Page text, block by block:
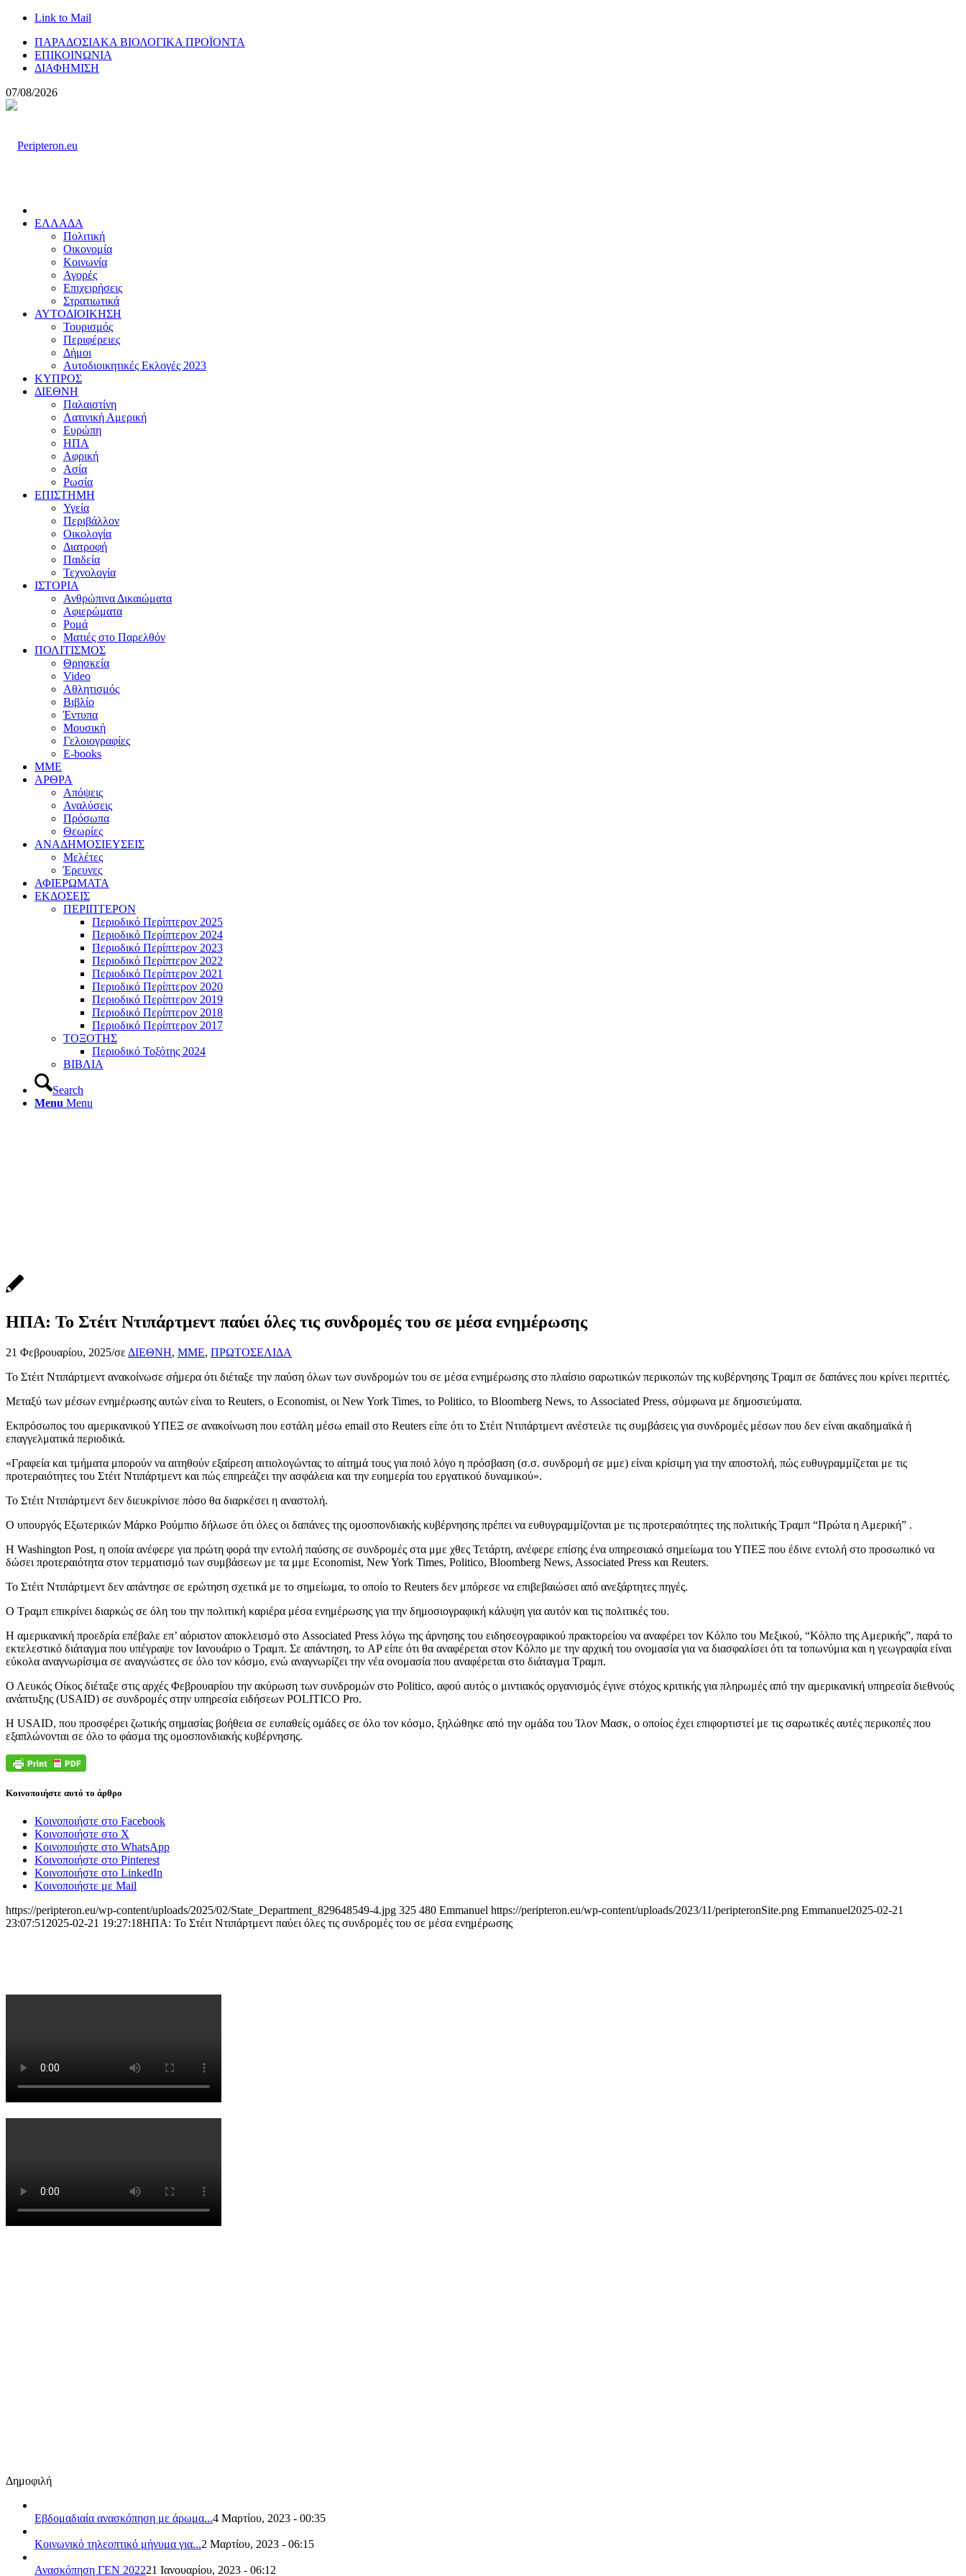
Link to Mail
ΠΑΡΑΔΟΣΙΑΚΑ ΒΙΟΛΟΓΙΚΑ ΠΡΟΪΟΝΤΑ
ΕΠΙΚΟΙΝΩΝΙΑ
ΔΙΑΦΗΜΙΣΗ
07/08/2026
ΕΛΛΑΔΑ
Πολιτική
Οικονομία
Κοινωνία
Αγορές
Επιχειρήσεις
Στρατιωτικά
ΑΥΤΟΔΙΟΙΚΗΣΗ
Τουρισμός
Περιφέρειες
Δήμοι
Αυτοδιοικητικές Εκλογές 2023
ΚΥΠΡΟΣ
ΔΙΕΘΝΗ
Παλαιστίνη
Λατινική Αμερική
Ευρώπη
ΗΠΑ
Αφρική
Ασία
Ρωσία
ΕΠΙΣΤΗΜΗ
Υγεία
Περιβάλλον
Οικολογία
Διατροφή
Παιδεία
Τεχνολογία
ΙΣΤΟΡΙΑ
Ανθρώπινα Δικαιώματα
Αφιερώματα
Ρομά
Ματιές στο Παρελθόν
ΠΟΛΙΤΙΣΜΟΣ
Θρησκεία
Video
Αθλητισμός
Βιβλίο
Έντυπα
Μουσική
Γελοιογραφίες
E-books
MME
ΑΡΘΡΑ
Απόψεις
Αναλύσεις
Πρόσωπα
Θεωρίες
ΑΝΑΔΗΜΟΣΙΕΥΣΕΙΣ
Μελέτες
Έρευνες
ΑΦΙΕΡΩΜΑΤΑ
ΕΚΔΟΣΕΙΣ
ΠΕΡΙΠΤΕΡΟΝ
Περιοδικό Περίπτερον 2025
Περιοδικό Περίπτερον 2024
Περιοδικό Περίπτερον 2023
Περιοδικό Περίπτερον 2022
Περιοδικό Περίπτερον 2021
Περιοδικό Περίπτερον 2020
Περιοδικό Περίπτερον 2019
Περιοδικό Περίπτερον 2018
Περιοδικό Περίπτερον 2017
ΤΟΞΟΤΗΣ
Περιοδικό Τοξότης 2024
ΒΙΒΛΙΑ
Search
Menu Menu
ΗΠΑ: Το Στέιτ Ντιπάρτμεντ παύει όλες τις συνδρομές του σε μέσα ενημέρωσης
21 Φεβρουαρίου, 2025/σε ΔΙΕΘΝΗ, ΜΜΕ, ΠΡΩΤΟΣΕΛΙΔΑ
Το Στέιτ Ντιπάρτμεντ ανακοίνωσε σήμερα ότι διέταξε την παύση όλων των συνδρομών του σε μέσα ενημέρωσης στο πλαίσιο σαρωτικών περικοπών της κυβέρνησης Τραμπ σε δαπάνες που κρίνει περιττές.
Μεταξύ των μέσων ενημέρωσης αυτών είναι το Reuters, ο Economist, οι New York Times, το Politico, το Bloomberg News, το Associated Press, σύμφωνα με δημοσιεύματα.
Εκπρόσωπος του αμερικανικού ΥΠΕΞ σε ανακοίνωση που εστάλη μέσω email στο Reuters είπε ότι το Στέιτ Ντιπάρτμεντ ανέστειλε τις συμβάσεις για συνδρομές μέσων που δεν είναι ακαδημαϊκά ή
επαγγελματικά περιοδικά.
«Γραφεία και τμήματα μπορούν να αιτηθούν εξαίρεση αιτιολογώντας το αίτημά τους για ποιό λόγο η πρόσβαση (σ.σ. συνδρομή σε μμε) είναι κρίσιμη για την αποστολή, πώς ευθυγραμμίζεται με τις
προτεραιότητες του Στέιτ Ντιπάρτμεντ και πώς επηρεάζει την ασφάλεια και την ευημερία του εργατικού δυναμικού».
Το Στέιτ Ντιπάρτμεντ δεν διευκρίνισε πόσο θα διαρκέσει η αναστολή.
Ο υπουργός Εξωτερικών Μάρκο Ρούμπιο δήλωσε ότι όλες οι δαπάνες της ομοσπονδιακής κυβέρνησης πρέπει να ευθυγραμμίζονται με τις προτεραιότητες της πολιτικής Τραμπ “Πρώτα η Αμερική” .
Η Washington Post, η οποία ανέφερε για πρώτη φορά την εντολή παύσης σε συνδρομές στα μμε χθες Τετάρτη, ανέφερε επίσης ένα υπηρεσιακό σημείωμα του ΥΠΕΞ που έδινε εντολή στο προσωπικό να
δώσει προτεραιότητα στον τερματισμό των συμβάσεων με τα μμε Economist, New York Times, Politico, Bloomberg News, Associated Press και Reuters.
Το Στέιτ Ντιπάρτμεντ δεν απάντησε σε ερώτηση σχετικά με το σημείωμα, το οποίο το Reuters δεν μπόρεσε να επιβεβαιώσει από ανεξάρτητες πηγές.
Ο Τραμπ επικρίνει διαρκώς σε όλη του την πολιτική καριέρα μέσα ενημέρωσης για την δημοσιογραφική κάλυψη για αυτόν και τις πολιτικές του.
Η αμερικανική προεδρία επέβαλε επ’ αόριστον αποκλεισμό στο Associated Press λόγω της άρνησης του ειδησεογραφικού πρακτορείου να αναφέρει τον Κόλπο του Μεξικού, “Κόλπο της Αμερικής”, παρά το
εκτελεστικό διάταγμα που υπέγραψε τον Ιανουάριο ο Τραμπ. Σε απάντηση, το AP είπε ότι θα αναφέρεται στον Κόλπο με την αρχική του ονομασία για να διασφαλίσει ότι τα τοπωνύμια και η γεωγραφία είναι
εύκολα αναγνωρίσιμα σε αναγνώστες σε όλο τον κόσμο, ενώ αναγνωρίζει την νέα ονομασία που αναφέρεται στο διάταγμα Τραμπ.
Ο Λευκός Οίκος διέταξε στις αρχές Φεβρουαρίου την ακύρωση των συνδρομών στο Politico, αφού αυτός ο μιντιακός οργανισμός έγινε στόχος κριτικής για πληρωμές από την αμερικανική υπηρεσία διεθνούς
ανάπτυξης (USAID) σε συνδρομές στην υπηρεσία ειδήσεων POLITICO Pro.
Η USAID, που προσφέρει ζωτικής σημασίας βοήθεια σε ευπαθείς ομάδες σε όλο τον κόσμο, ξηλώθηκε από την ομάδα του Ίλον Μασκ, ο οποίος έχει επιφορτιστεί με τις σαρωτικές αυτές περικοπές που
εξαπλώνονται σε όλο το φάσμα της ομοσπονδιακής κυβέρνησης.
Κοινοποιήστε αυτό το άρθρο
Κοινοποιήστε στο Facebook
Κοινοποιήστε στο X
Κοινοποιήστε στο WhatsApp
Κοινοποιήστε στο Pinterest
Κοινοποιήστε στο LinkedIn
Κοινοποιήστε με Mail
https://peripteron.eu/wp-content/uploads/2025/02/State_Department_829648549-4.jpg 325 480 Emmanuel https://peripteron.eu/wp-content/uploads/2023/11/peripteronSite.png Emmanuel2025-02-21
23:07:51 2025-02-21 19:27:18ΗΠΑ: Το Στέιτ Ντιπάρτμεντ παύει όλες τις συνδρομές του σε μέσα ενημέρωσης
Δημοφιλή
Εβδομαδιαία ανασκόπηση με άρωμα...4 Μαρτίου, 2023 - 00:35
Κοινωνικό τηλεοπτικό μήνυμα για...2 Μαρτίου, 2023 - 06:15
Ανασκόπηση ΓΕΝ 202221 Ιανουαρίου, 2023 - 06:12